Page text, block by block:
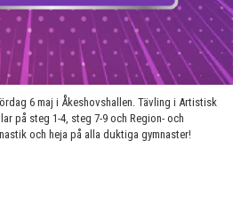
6 maj i Åkeshovshallen. Tävling i Artistisk
på steg 1-4, steg 7-9 och Region- och
och heja på alla duktiga gymnaster!